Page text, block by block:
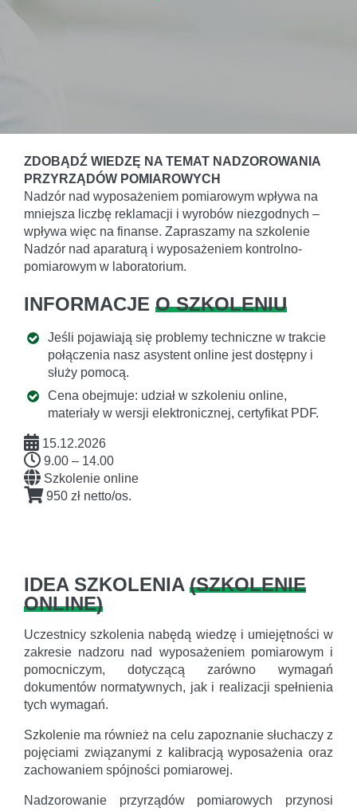
ZDOBĄDŹ WIEDZĘ NA TEMAT NADZOROWANIA
PRZYRZĄDÓW POMIAROWYCH
Nadzór nad wyposażeniem pomiarowym wpływa na
mniejsza liczbę reklamacji i wyrobów niezgodnych –
wpływa więc na finanse. Zapraszamy na szkolenie
Nadzór nad aparaturą i wyposażeniem kontrolno-
pomiarowym w laboratorium.
INFORMACJE O SZKOLENIU
Jeśli pojawiają się problemy techniczne w trakcie
połączenia nasz asystent online jest dostępny i
służy pomocą.
Cena obejmuje: udział w szkoleniu online,
materiały w wersji elektronicznej, certyfikat PDF.
15.12.2026
9.00 – 14.00
Szkolenie online
950 zł netto/os.
IDEA SZKOLENIA (SZKOLENIE
ONLINE)
Uczestnicy szkolenia nabędą wiedzę i umiejętności w
zakresie nadzoru nad wyposażeniem pomiarowym i
pomocniczym, dotyczącą zarówno wymagań
dokumentów normatywnych, jak i realizacji spełnienia
tych wymagań.
Szkolenie ma również na celu zapoznanie słuchaczy z
pojęciami związanymi z kalibracją wyposażenia oraz
zachowaniem spójności pomiarowej.
Nadzorowanie przyrządów pomiarowych przynosi